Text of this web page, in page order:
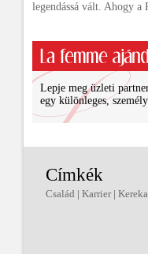
legendássá vált. Ahogy a
Lepje meg üzleti
egy különleges,
Címkék
Család | Karrier|